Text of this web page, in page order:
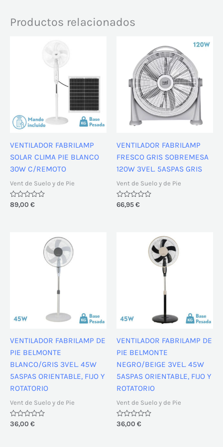
Productos relacionados
VENTILADOR FABRILAMP
SOLAR CLIMA PIE BLANCO
30W C/REMOTO
Vent de Suelo y de Pie
Valorado
con
89,00 €
VENTILADOR FABRILAMP
FRESCO GRIS SOBREMESA
120W 3VEL. 5ASPAS GRIS
Vent de Suelo y de Pie
Valorado
con
66,95€
VENTILADOR FABRILAMP DE
PIE BELMONTE
BLANCO/GRIS 3VEL. 45W
5ASPAS ORIENTABLE, FIJO Y
ROTATORIO
Vent de Suelo y de Pie
Valorado
36,00 €
VENTILADOR FABRILAMP DE
PIE BELMONTE
NEGRO/BEIGE 3VEL. 45W
5ASPAS ORIENTABLE, FIJO Y
ROTATORIO
Vent de Suelo y de Pie
Valorado
36,00 €